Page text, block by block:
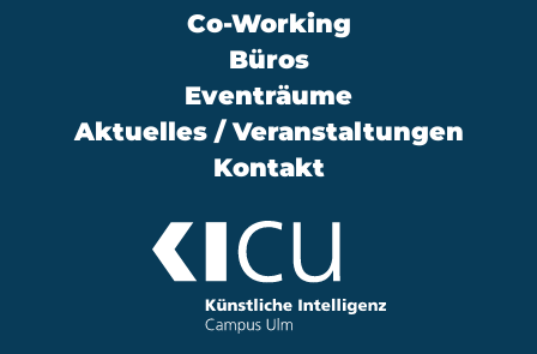
Co-Working
Büros
Eventräume
Aktuelles / Veranstaltungen
Kontakt